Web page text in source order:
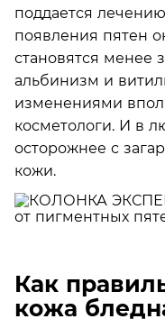
поддается
появления пятен
становятся
альбинизм и
изменениями
косметологи. И в
осторожнее с
кожи.
Как
кожа